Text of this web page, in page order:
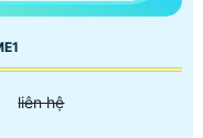
liên hệ